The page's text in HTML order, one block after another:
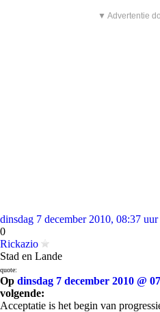
▼ Advertentie
dinsdag 7 december 2010, 08:37 uur
0
Rickazio
Stad en Lande
quote:
Op dinsdag 7 december 2010 @
volgende:
Acceptatie is het begin van